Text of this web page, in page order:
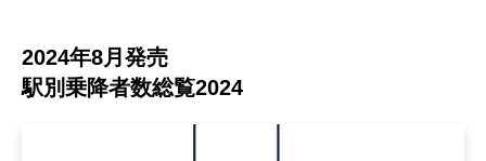
DI調査
2024年8月発売
駅別乗降者数総覧2024